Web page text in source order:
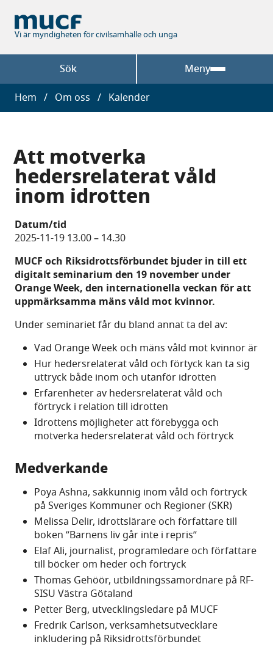
huvudinnehåll
Vi är myndigheten för civilsamhälle och unga
Sök Meny
Länkstig
Hem Om oss Kalender
Att motverka
hedersrelaterat våld
inom idrotten
Datum/tid
2025-11-19 13.00– 14.30
MUCF och Riksidrottsförbundet bjuder in till ett
digitalt seminarium den 19 november under
Orange Week, den internationella veckan för att
uppmärksamma mäns våld mot kvinnor.
Under seminariet får du bland annat ta del av:
Vad Orange Week och mäns våld mot kvinnor är
Hur hedersrelaterat våld och förtyck kan ta sig
uttryck både inom och utanför idrotten
Erfarenheter av hedersrelaterat våld och
förtryck i relation till idrotten
Idrottens möjligheter att förebygga och
motverka hedersrelaterat våld och förtryck
Medverkande
Poya Ashna, sakkunnig inom våld och förtryck
på Sveriges Kommuner och Regioner (SKR)
Melissa Delir, idrottslärare och författare till
boken ”Barnens liv går inte i repris”
Elaf Ali, journalist, programledare och författare
till böcker om heder och förtryck
Thomas Gehöör, utbildningssamordnare på RF-
SISU Västra Götaland
Petter Berg, utvecklingsledare på MUCF
Fredrik Carlson, verksamhetsutvecklare
inkludering på Riksidrottsförbundet